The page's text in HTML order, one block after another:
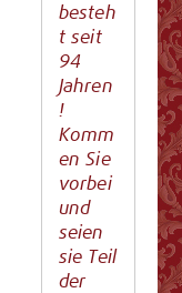
besteh
t seit
94
Jahren
!
Komm
en Sie
vorbei
und
seien
sie Teil
der